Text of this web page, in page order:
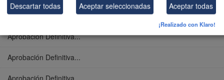
Aprobación Definitiva...
Aprobación Definitiva...
Aprobación Definitiva...
Aprobación Definitiva...
Descartar todas Aceptar seleccionadas Aceptar todas
¡Realizado con Klaro!